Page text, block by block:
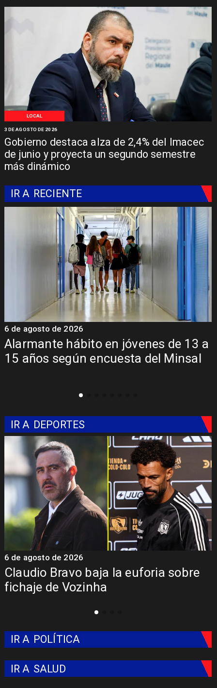
LOCAL
Gobierno destaca alza de 2,4% del Imacec
de junio y proyecta un segundo semestre
más dinámico
3 DE AGOSTO DE 2026
IR A RECIENTE
Alarmante hábito en jóvenes de 13 a
15 años según encuesta del Minsal
6 de agosto de 2026
IR A DEPORTES
Claudio Bravo baja la euforia sobre
fichaje de Vozinha
6 de agosto de 2026
IR A POLÍTICA
IR A SALUD